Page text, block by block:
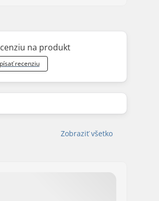
na produkt
recenziu
Zobraziť všetko